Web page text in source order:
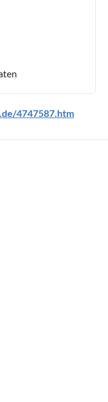
4747587.htm